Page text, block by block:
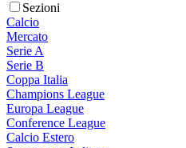
Sezioni
Calcio
Mercato
Serie A
Serie B
Coppa Italia
Champions League
Europa League
Conference League
Calcio Estero